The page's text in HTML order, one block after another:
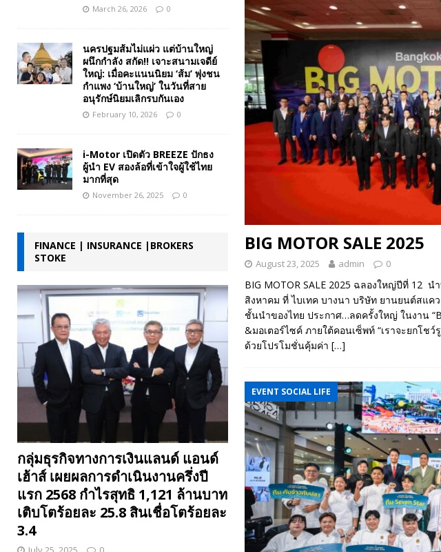
BIG MOTOR SALE 2025
August 23, 2025 admin 0
BIG MOTOR SALE 2025 ฉลองใหญ่ปีที่ 12
สิงหาคม ที่ ไบเทค บางนา บริษัท ยานยนต์สแค
ชั้นนำของไทย ประกาศ…ลดครั้งใหญ่ ในงาน
&มอเตอร์ไซค์ ภายใต้คอนเซ็พท์ “เราจะยกโ
ด้วยโปรโมชั่นคุ้มค่า […]
EVENT SOCIAL LIFE
March 26, 2026 0
นครปฐมส้มไม่แผ่ว แต่บ้านใหญ่
ผนึกกำลัง สกัด!! เจาะสนามเจดีย์
ใหญ่: เมื่อคะแนนนิยม ‘ส้ม’ พุ่งชน
กำแพง ‘บ้านใหญ่’ ในวันที่สาย
อนุรักษ์นิยมเลิกรบกันเอง
February 10, 2026 0
i-Motor เปิดตัว BREEZE ปักธง
ผู้นำ EV สองล้อที่เข้าใจผู้ใช้ไทย
มากที่สุด
November 26, 2025 0
FINANCE | INSURANCE |BROKERS
STOKE
กลุ่มธุรกิจทางการเงินแลนด์ แอนด์
เฮ้าส์ เผยผลการดำเนินงานครึ่งปี
แรก 2568 กำไรสุทธิ 1,121 ล้านบาท
เติบโตร้อยละ 25.8 สินเชื่อโตร้อยละ
3.4